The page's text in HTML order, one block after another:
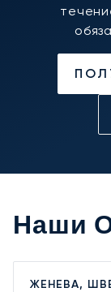
Наши
ЖЕНЕВА,